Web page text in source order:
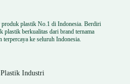
plastik No.1 di Indonesia. Berdiri
plastik berkualitas dari brand ternama
terpercaya ke seluruh Indonesia.
Industri